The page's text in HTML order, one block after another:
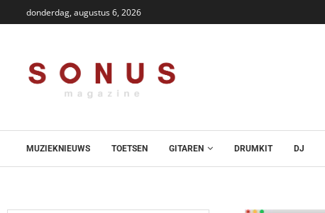
donderdag, augustus 6, 2026
MUZIEKNIEUWS TOETSEN GITAREN DRUMKIT DJ